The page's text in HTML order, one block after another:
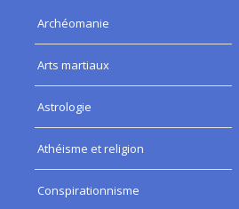
Archéomanie
Arts martiaux
Astrologie
Athéisme et religion
Conspirationnisme